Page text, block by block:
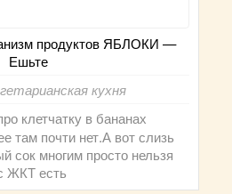
продуктов ЯБЛОКИ —
Ешьте
кухня
клетчатку в бананах
там почти нет.А вот слизь
сок многим просто нельзя
ЖКТ есть